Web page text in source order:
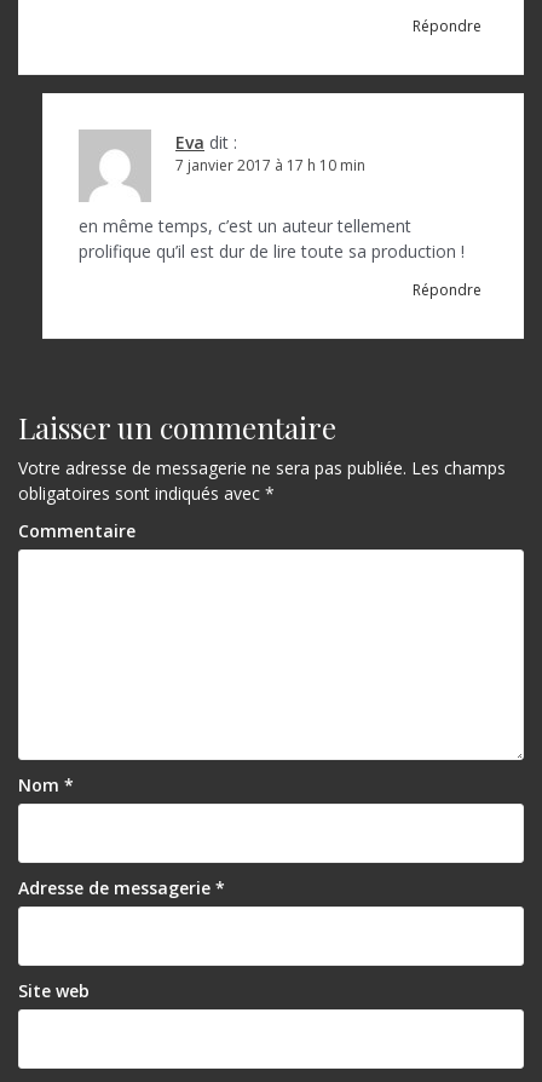
Répondre
Eva dit :
7 janvier 2017 à 17 h 10 min
en même temps, c’est un auteur tellement
prolifique qu’il est dur de lire toute sa production !
Répondre
Laisser un commentaire
Votre adresse de messagerie ne sera pas publiée. Les champs
obligatoires sont indiqués avec *
Commentaire
Nom *
Adresse de messagerie *
Site web